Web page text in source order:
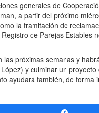
generales de
a partir del próximo
la tramitación de
de Parejas Estables
próximas semanas y
y culminar un proyecto
ayudará también, de forma